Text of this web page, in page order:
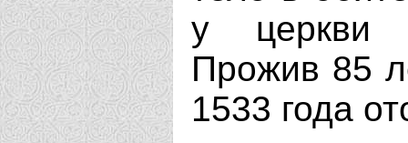
у церкви
Прожив 85
1533 года